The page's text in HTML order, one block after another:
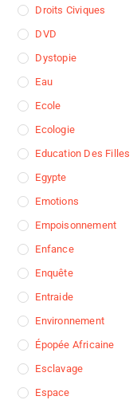
Droits Civiques
DVD
Dystopie
Eau
Ecole
Ecologie
Education Des Filles
Egypte
Emotions
Empoisonnement
Enfance
Enquête
Entraide
Environnement
Épopée Africaine
Esclavage
Espace